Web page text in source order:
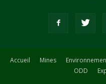
Accueil Mines
ODD